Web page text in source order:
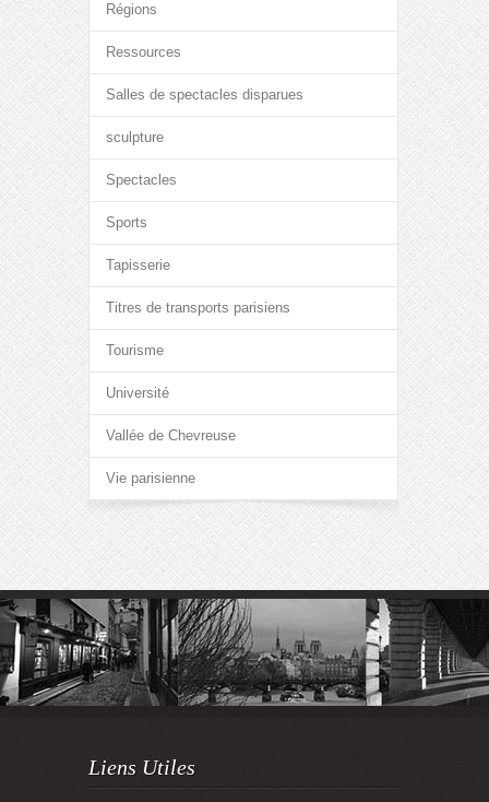
Régions
Ressources
Salles de spectacles disparues
sculpture
Spectacles
Sports
Tapisserie
Titres de transports parisiens
Tourisme
Université
Vallée de Chevreuse
Vie parisienne
Liens Utiles